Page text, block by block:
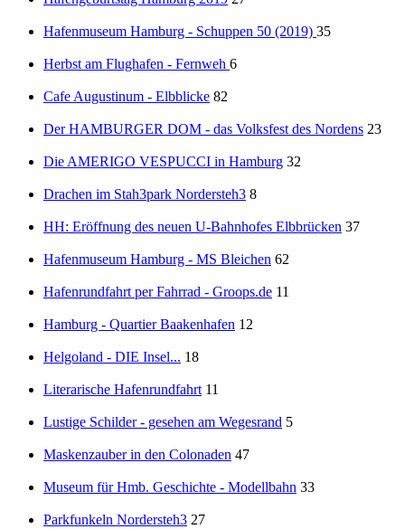
Hafenmuseum Hamburg - Schuppen 50 (2019) 35
Herbst am Flughafen - Fernweh 6
Cafe Augustinum - Elbblicke 82
Der HAMBURGER DOM - das Volksfest des Nordens 23
Die AMERIGO VESPUCCI in Hamburg 32
Drachen im Stah3park Nordersteh3 8
HH: Eröffnung des neuen U-Bahnhofes Elbbrücken 37
Hafenmuseum Hamburg - MS Bleichen 62
Hafenrundfahrt per Fahrrad - Groops.de 11
Hamburg - Quartier Baakenhafen 12
Helgoland - DIE Insel... 18
Literarische Hafenrundfahrt 11
Lustige Schilder - gesehen am Wegesrand 5
Maskenzauber in den Colonaden 47
Museum für Hmb. Geschichte - Modellbahn 33
Parkfunkeln Nordersteh3 27